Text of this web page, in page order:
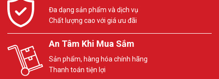
Đa dạng sản phẩm và dịch vụ
Chất lượng cao với giá ưu đãi
An Tâm Khi Mua Sắm
Sản phẩm, hàng hóa chính hãng
Thanh toán tiện lợi